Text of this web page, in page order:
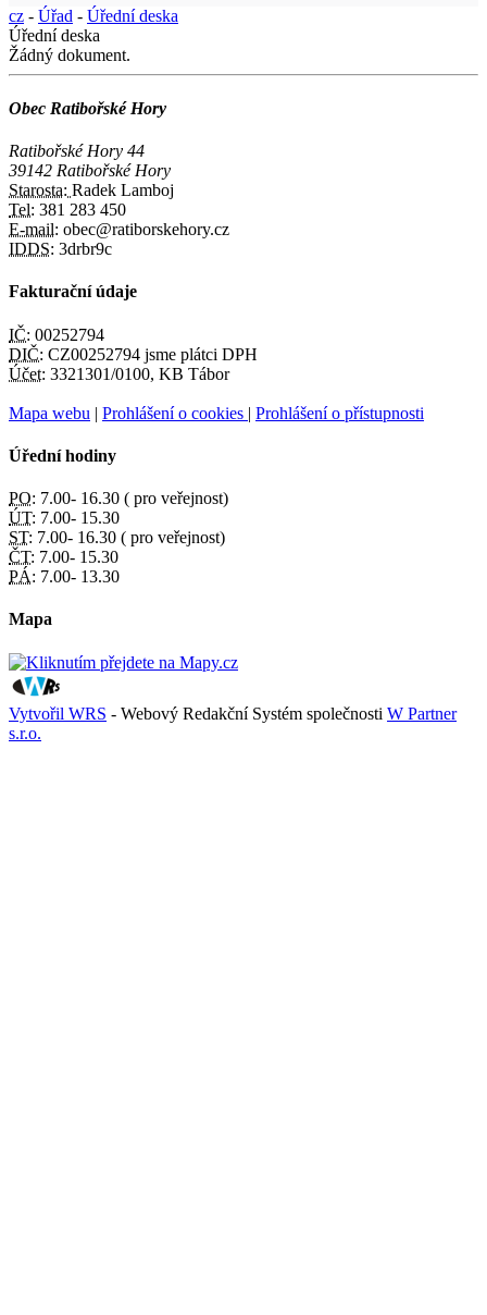
cz - Úřad - Úřední deska
Úřední deska
Žádný dokument.
Obec Ratibořské Hory
Ratibořské Hory 44
39142 Ratibořské Hory
Starosta: Radek Lamboj
Tel: 381 283 450
E-mail: obec@ratiborskehory.cz
IDDS: 3drbr9c
Fakturační údaje
IČ: 00252794
DIČ: CZ00252794 jsme plátci DPH
Účet: 3321301/0100, KB Tábor
Mapa webu | Prohlášení o cookies | Prohlášení o přístupnosti
Úřední hodiny
PO: 7.00- 16.30 ( pro veřejnost)
ÚT: 7.00- 15.30
ST: 7.00- 16.30 ( pro veřejnost)
ČT: 7.00- 15.30
PÁ: 7.00- 13.30
Mapa
Vytvořil WRS - Webový Redakční Systém společnosti W Partner
s.r.o.